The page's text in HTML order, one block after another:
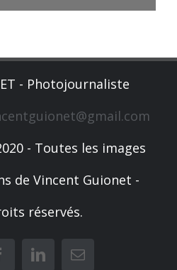
- Photojournaliste
- Toutes les images
de Vincent Guionet -
réservés.
FacebookLinkedInEmail